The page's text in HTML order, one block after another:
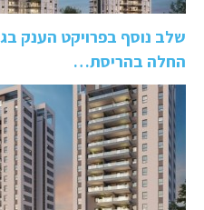
שלב נוסף בפרויקט הענק
החלה בהריסת…